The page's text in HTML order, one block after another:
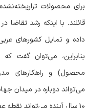
برای محصولات
قائلند. با اینکه رشد تقاضا
داده و تمایل کشورهای
بنابراین، می‌توان گفت
محصول) و راهکارهای
می‌تواند دوباره در میدان